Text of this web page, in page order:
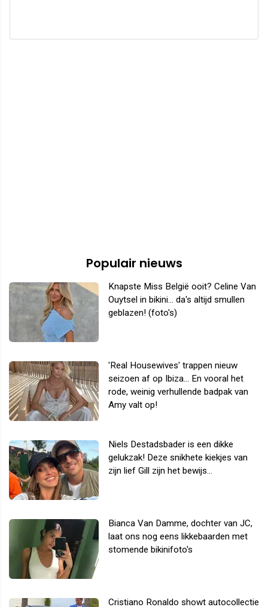
Populair nieuws
Knapste Miss België ooit? Celine Van
Ouytsel in bikini... da's altijd smullen
geblazen! (foto's)
'Real Housewives' trappen nieuw
seizoen af op Ibiza... En vooral het
rode, weinig verhullende badpak van
Amy valt op!
Niels Destadsbader is een dikke
gelukzak! Deze snikhete kiekjes van
zijn lief Gill zijn het bewijs...
Bianca Van Damme, dochter van JC,
laat ons nog eens likkebaarden met
stomende bikinifoto's
Cristiano Ronaldo showt autocollectie